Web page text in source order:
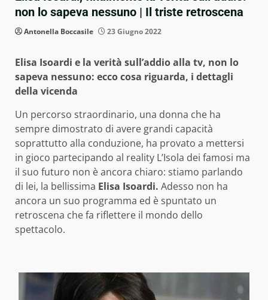
non lo sapeva nessuno | Il triste retroscena
Antonella Boccasile 23 Giugno 2022
Elisa Isoardi e la verità sull’addio alla tv, non lo
sapeva nessuno: ecco cosa riguarda, i dettagli
della vicenda
Un percorso straordinario, una donna che ha
sempre dimostrato di avere grandi capacità
soprattutto alla conduzione, ha provato a mettersi
in gioco partecipando al reality L’Isola dei famosi ma
il suo futuro non è ancora chiaro: stiamo parlando
di lei, la bellissima Elisa Isoardi. Adesso non ha
ancora un suo programma ed è spuntato un
retroscena che fa riflettere il mondo dello
spettacolo.